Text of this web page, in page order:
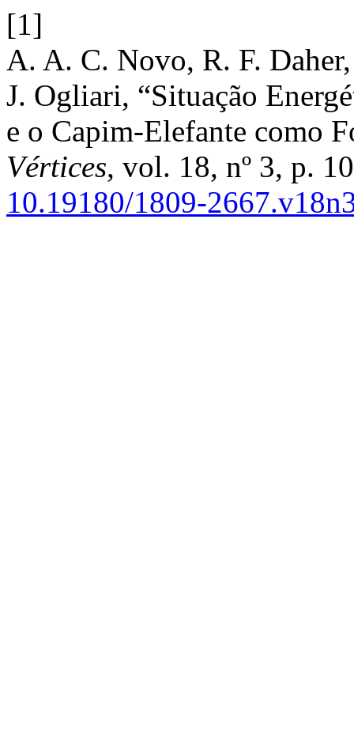
[1]
A. A. C. Novo, R. F.
J. Ogliari, “Situação
e o Capim-Elefante como
Vértices, vol. 18, nº 3, p.
10.19180/1809-